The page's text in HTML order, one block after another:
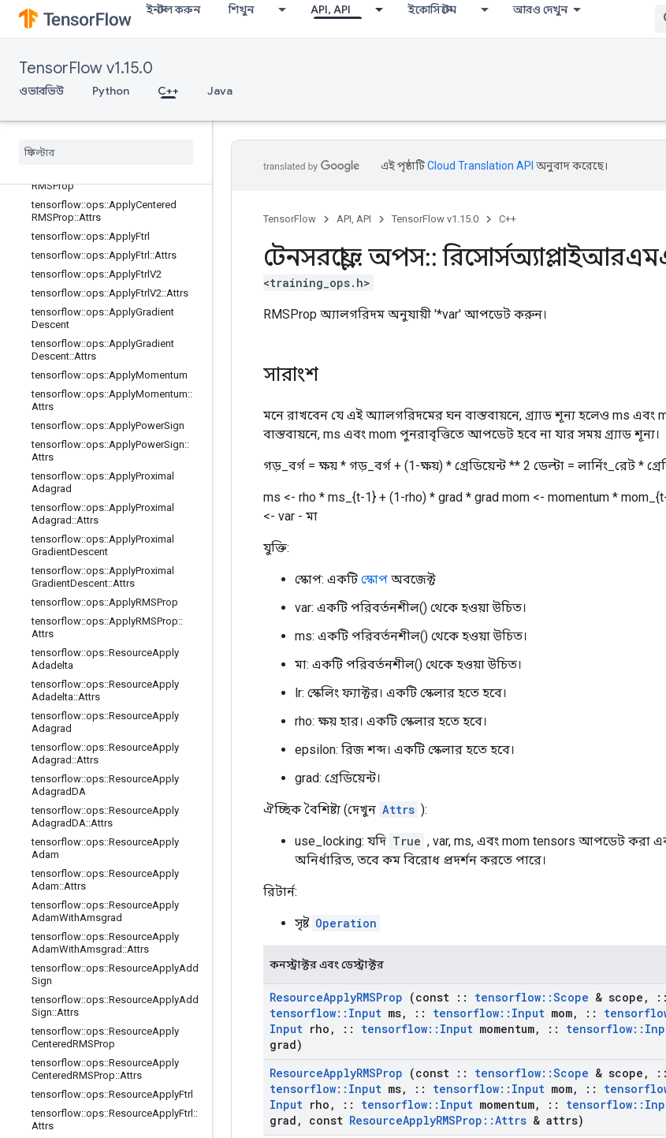
ইনস্টল করুন শিখুন API, API ইকোসিস্টেম আরও দেখুন
TensorFlow v1.15.0
ওভারভিউ Python C++ Java
tensorflow::ops::ApplyAdagrad::Attr
s
Attrs
tensorflow::ops::ApplyAdam
tensorflow::ops::ApplyAddSign
Attrs
RMSProp
tensorflow::ops::ApplyCentered
RMSProp::Attrs
tensorflow::ops::ApplyFtrl
tensorflow::ops::ApplyFtrl ::Attrs
tensorflow::ops::ApplyFtrlV2
tensorflow::ops::ApplyFtrlV2::Attrs
tensorflow::ops::ApplyGradient
Descent
tensorflow::ops::ApplyGradient
Descent::Attrs
tensorflow::ops::ApplyMomentum
tensorflow::ops::ApplyMomentum::
Attrs
tensorflow::ops::ApplyPowerSign
tensorflow::ops::ApplyPowerSign::
Attrs
tensorflow::ops::ApplyProximal
Adagrad
tensorflow::ops::ApplyProximal
Adagrad ::Attrs
tensorflow::ops::ApplyProximal
GradientDescent
tensorflow::ops::ApplyProximal
GradientDescent::Attrs
tensorflow::ops::ApplyRMSProp
tensorflow::ops::ApplyRMSProp::
Attrs
tensorflow::ops::ResourceApply
Adadelta
tensorflow::ops::ResourceApply
Adadelta::Attrs
tensorflow::ops::ResourceApply
Adagrad
tensorflow::ops::ResourceApply
Adagrad ::Attrs
tensorflow::ops::ResourceApply
AdagradDA
tensorflow::ops::ResourceApply
AdagradDA::Attrs
tensorflow::ops::ResourceApply
Adam
tensorflow::ops::ResourceApply
Adam::Attrs
tensorflow::ops::ResourceApply
AdamWithAmsgrad
tensorflow::ops::ResourceApply
AdamWithAmsgrad ::Attrs
tensorflow::ops::ResourceApplyAdd
Sign
tensorflow::ops::ResourceApplyAdd
Sign::Attrs
tensorflow::ops::ResourceApply
CenteredRMSProp
tensorflow::ops::ResourceApply
CenteredRMSProp::Attrs
tensorflow::ops::ResourceApplyFtrl
tensorflow::ops::ResourceApplyFtrl ::
Attrs
এই পৃষ্ঠাটিCloud Translation API অনুবাদ করেছে।
TensorFlow API, API TensorFlow v1.15.0 C++
টেনসরফ্লো:: অপস::
<training_ops.h>
RMSProp অ্যালগরিদম অনুযায়ী '*var' আপডেট করুন।
সারাংশ
মনে রাখবেন যে এই অ্যালগরিদমের ঘন বাস্তবায়নে, গ্র্যাড শূন্য হলেও ms এবং
বাস্তবায়নে, ms এবং mom পুনরাবৃত্তিতে আপডেট হবে না যার সময় গ্র্যাড শূন্য।
গড়_বর্গ = ক্ষয় * গড়_বর্গ + (1-ক্ষয়) * গ্রেডিয়েন্ট ** 2 ডেল্টা = লার্নিং_রেট *
ms <- rho * ms_{t-1} + (1-rho) * grad * grad mom <- momentum *
<- var - মা
যুক্তি:
স্কোপ: একটি স্কোপ অবজেক্ট
var: একটি পরিবর্তনশীল() থেকে হওয়া উচিত।
ms: একটি পরিবর্তনশীল() থেকে হওয়া উচিত।
মা: একটি পরিবর্তনশীল() থেকে হওয়া উচিত।
lr: স্কেলিং ফ্যাক্টর। একটি স্কেলার হতে হবে।
rho: ক্ষয় হার। একটি স্কেলার হতে হবে।
epsilon: রিজ শব্দ। একটি স্কেলার হতে হবে।
grad: গ্রেডিয়েন্ট।
ঐচ্ছিক বৈশিষ্ট্য (দেখুন Attrs ):
use_locking: যদি True , var, ms, এবং mom tensors আপডেট করা
অনির্ধারিত, তবে কম বিরোধ প্রদর্শন করতে পারে।
রিটার্ন:
সৃষ্ট Operation
কনস্ট্রাক্টর এবং ডেস্ট্রাক্টর
ResourceApplyRMSProp (const :: tensorflow::Scope & scope , ::
tensorflow:: Input ms, :: tensorflow:: Input mom, ::
Input rho , :: tensorflow:: Input momentum, :: tensorflow::
grad)
ResourceApplyRMSProp (const :: tensorflow::Scope & scope , ::
tensorflow:: Input ms, :: tensorflow:: Input mom, ::
Input rho , :: tensorflow:: Input momentum, :: tensorflow::
grad , const ResourceApplyRMSProp ::Attrs & attrs)